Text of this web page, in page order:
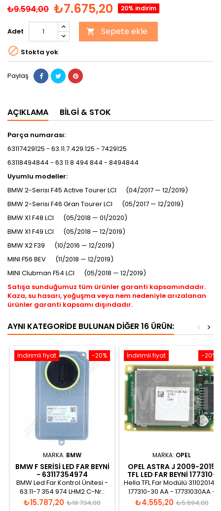
₺9.594,00 ₺7.675,20 20% indirim
Adet  Sepete ekle
 Stokta yok
Paylaş
AÇIKLAMA BILGI & STOK
Parça numarası:
63117429125 - 63.11.7.429.125 - 7429125
63118494844 - 63 11 8 494 844 - 8494844
Uyumlu modeller:
BMW 2-Serisi F45 Active Tourer LCI (04/2017 — 12/2019)
BMW 2-Serisi F46 Gran Tourer LCI (05/2017 — 12/2019)
BMW X1 F48 LCI (05/2018 — 01/2020)
BMW X1 F49 LCI (05/2018 — 12/2019)
BMW X2 F39 (10/2016 — 12/2019)
MINI F56 BEV (11/2018 — 12/2019)
MINI Clubman F54 LCI (05/2018 — 12/2019)
Satışa sunduğumuz tüm ürünler garanti kapsamındadır.
Kaza, su hasarı, yoğuşma veya nem nedeniyle arızalanan
ürünler garanti kapsamı dışındadır.
AYNI KATEGORIDE BULUNAN DIĞER 16 ÜRÜN: >
<
-20%
İndirimli fiyat
MARKA: BMW
BMW F SERISI LED FAR BEYNI
- 63117354974
BMW Led Far Kontrol Ünitesi -
63.11-7 354 974 LHM2 C-Nr.:
A2C89761301B AI:01 HW: 0.3.0
Fiyat
₺15.787,20 Normal
₺19.734,00
-20%
İndirimli fiyat
MARKA: OPEL
OPEL ASTRA J 2009-2015
TFL LED FAR BEYNI 177310-
30 AA
Hella TFL Far Modülü 31102014 -
177310-30 AA - 17731030AA -
31102014 - 000574
Fiyat
₺4.555,20 Normal
₺5.694,00